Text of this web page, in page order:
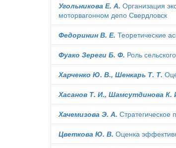
Угольникова Е. А. Организация
моторвагонном депо Свердловск
Федоринин В. Е. Теоретические
Фуако Зереги Б. Ф. Роль
Харченко Ю. В., Шенкарь Т. Т.
Хасанов Т. И., Шамсутдинова К.
Хачемизова Э. А.
Цветкова Ю. В. Оценка